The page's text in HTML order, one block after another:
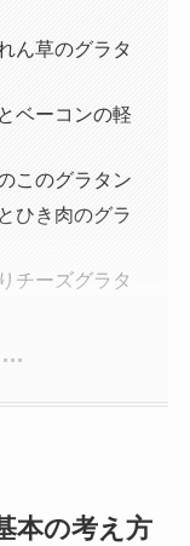
ん草のグラタ
ベーコンの軽
このグラタン
ひき肉のグラ
チーズグラタ
本の考え方